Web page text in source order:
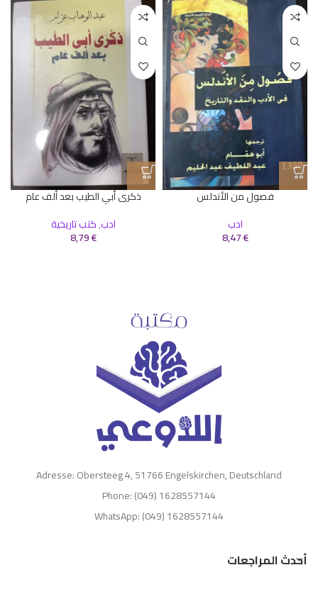
فصول من الأندلس
ادب
8,47€
ذكرى أبي الطيب بعد ألف عام
ادب,كتب تاريخية
8,79€
Adresse: Obersteeg 4, 51766 Engelskirchen, Deutschland
Phone: (049) 1628557144
WhatsApp: (049) 1628557144
أحدث المراجعات